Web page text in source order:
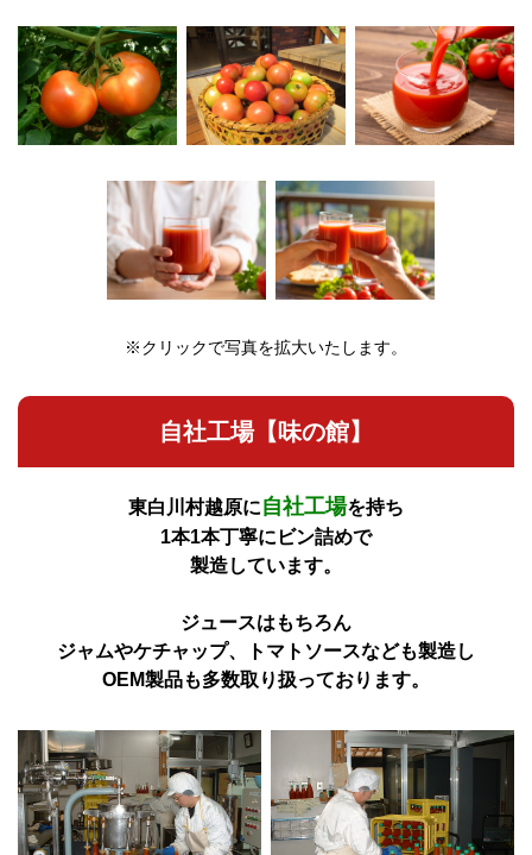
※クリックで写真を拡大いたします。
自社工場【味の館】
東白川村越原に自社工場を持ち
1本1本丁寧にビン詰めで
製造しています。
ジュースはもちろん
ジャムやケチャップ、トマトソースなども製造し
OEM製品も多数取り扱っております。